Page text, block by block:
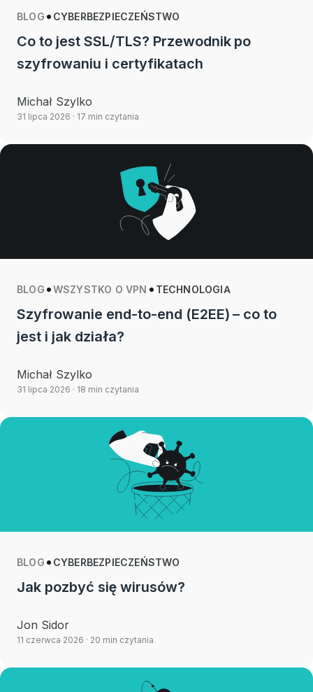
BLOG CYBERBEZPIECZEŃSTWO
Co to jest SSL/TLS? Przewodnik po
szyfrowaniu i certyfikatach
Michał Szylko
31 lipca 2026 · 17 min czytania
BLOG WSZYSTKO O VPN TECHNOLOGIA
Szyfrowanie end-to-end (E2EE) – co to
jest i jak działa?
Michał Szylko
31 lipca 2026 · 18 min czytania
BLOG CYBERBEZPIECZEŃSTWO
Jak pozbyć się wirusów?
Jon Sidor
11 czerwca 2026 · 20 min czytania